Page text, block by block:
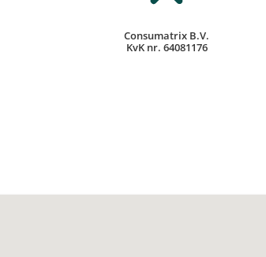
Consumatrix B.V.
KvK nr. 64081176